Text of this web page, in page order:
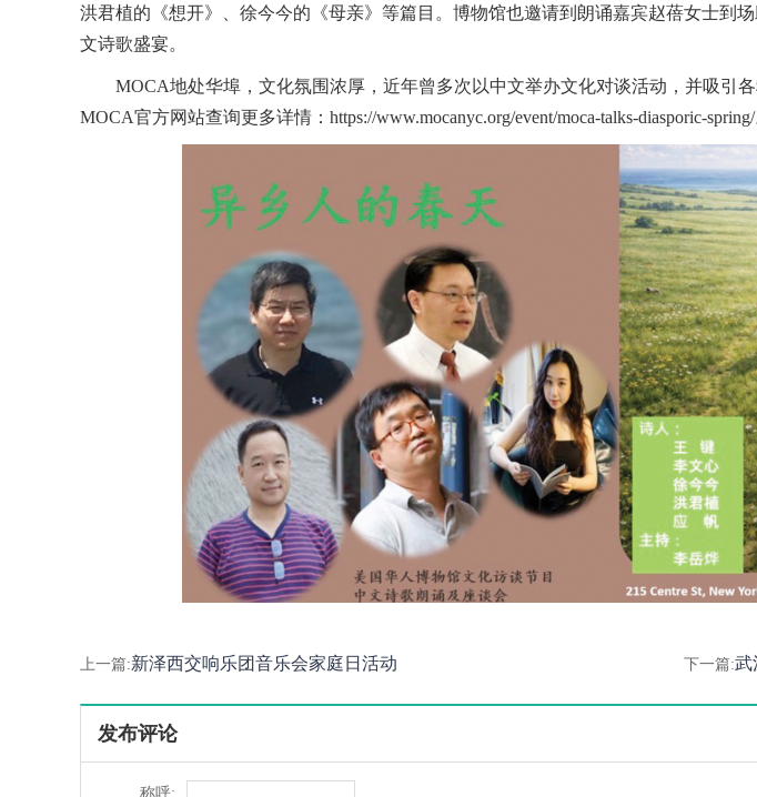
洪君植的《想开》、徐今今的《母亲》等篇目。博物馆也邀请到朗诵嘉宾赵蓓女士到
文诗歌盛宴。
MOCA地处华埠，文化氛围浓厚，近年曾多次以中文举办文化对谈活动，并吸引
MOCA官方网站查询更多详情：https://www.mocanyc.org/event/moca-talks-diasporic-spring/
上一篇:新泽西交响乐团音乐会家庭日活动 下一篇:武
发布评论
称呼: